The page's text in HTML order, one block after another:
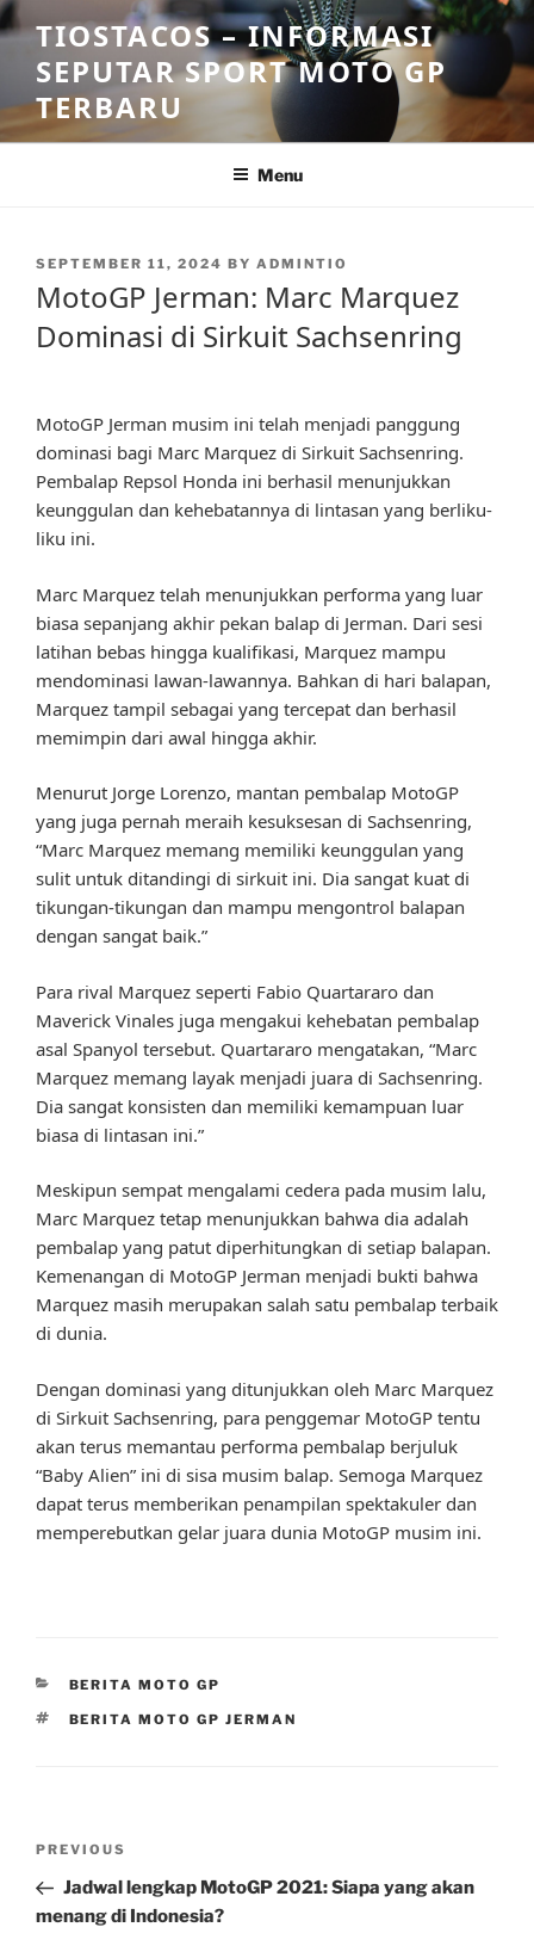
Skip
to
content
TIOSTACOS – INFORMASI
SEPUTAR SPORT MOTO GP
TERBARU
Menu
POSTED
SEPTEMBER 11, 2024 BY ADMINTIO
MotoGP Jerman: Marc Marquez
Dominasi di Sirkuit Sachsenring
MotoGP Jerman musim ini telah menjadi panggung
dominasi bagi Marc Marquez di Sirkuit Sachsenring.
Pembalap Repsol Honda ini berhasil menunjukkan
keunggulan dan kehebatannya di lintasan yang berliku-
liku ini.
Marc Marquez telah menunjukkan performa yang luar
biasa sepanjang akhir pekan balap di Jerman. Dari sesi
latihan bebas hingga kualifikasi, Marquez mampu
mendominasi lawan-lawannya. Bahkan di hari balapan,
Marquez tampil sebagai yang tercepat dan berhasil
memimpin dari awal hingga akhir.
Menurut Jorge Lorenzo, mantan pembalap MotoGP
yang juga pernah meraih kesuksesan di Sachsenring,
“Marc Marquez memang memiliki keunggulan yang
sulit untuk ditandingi di sirkuit ini. Dia sangat kuat di
tikungan-tikungan dan mampu mengontrol balapan
dengan sangat baik.”
Para rival Marquez seperti Fabio Quartararo dan
Maverick Vinales juga mengakui kehebatan pembalap
asal Spanyol tersebut. Quartararo mengatakan, “Marc
Marquez memang layak menjadi juara di Sachsenring.
Dia sangat konsisten dan memiliki kemampuan luar
biasa di lintasan ini.”
Meskipun sempat mengalami cedera pada musim lalu,
Marc Marquez tetap menunjukkan bahwa dia adalah
pembalap yang patut diperhitungkan di setiap balapan.
Kemenangan di MotoGP Jerman menjadi bukti bahwa
Marquez masih merupakan salah satu pembalap terbaik
di dunia.
Dengan dominasi yang ditunjukkan oleh Marc Marquez
di Sirkuit Sachsenring, para penggemar MotoGP tentu
akan terus memantau performa pembalap berjuluk
“Baby Alien” ini di sisa musim balap. Semoga Marquez
dapat terus memberikan penampilan spektakuler dan
memperebutkan gelar juara dunia MotoGP musim ini.
CATEGORIES
BERITA MOTO GP
TAGS
BERITA MOTO GP JERMAN
Previous
Post
PREVIOUS
Jadwal lengkap MotoGP 2021: Siapa yang akan
menang di Indonesia?